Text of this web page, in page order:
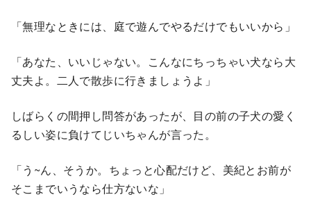
「無理なときには、庭で遊んでやるだけでもいいから」
「あなた、いいじゃない。こんなにちっちゃい犬なら大
丈夫よ。二人で散歩に行きましょうよ」
しばらくの間押し問答があったが、目の前の子犬の愛く
るしい姿に負けてじいちゃんが言った。
「う~ん、そうか。ちょっと心配だけど、美紀とお前が
そこまでいうなら仕方ないな」